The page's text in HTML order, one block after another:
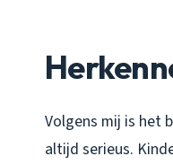
Volgens mij is het
altijd serieus.